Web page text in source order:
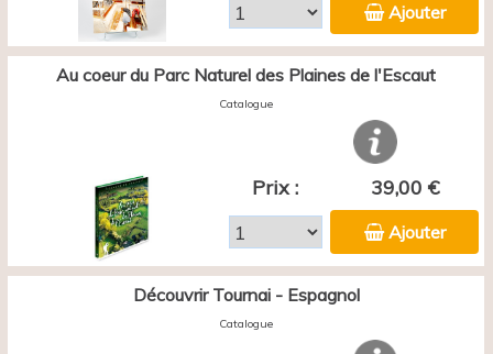
Ajouter
Au coeur du Parc Naturel des Plaines de l'Escaut
Catalogue
Prix : 39,00 €
Ajouter
Découvrir Tournai - Espagnol
Catalogue